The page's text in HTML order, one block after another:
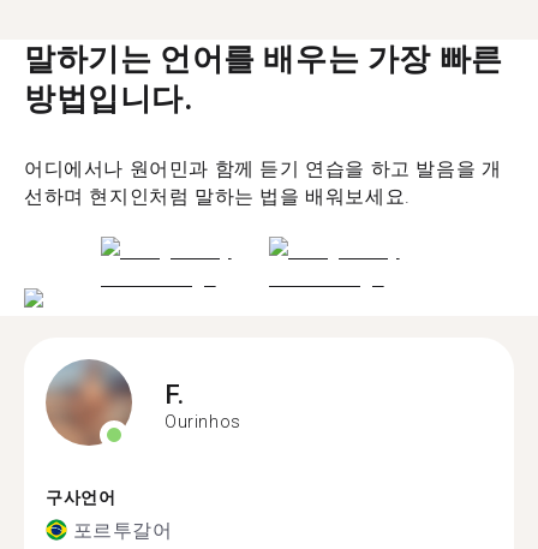
말하기는 언어를 배우는 가장 빠른
방법입니다.
어디에서나 원어민과 함께 듣기 연습을 하고 발음을 개
선하며 현지인처럼 말하는 법을 배워보세요.
F.
Ourinhos
구사언어
포르투갈어